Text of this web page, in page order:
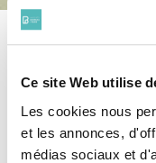
Ce site Web utilise
Les cookies nous
et les annonces,
médias sociaux et
Accueil
Histoire
Histoire